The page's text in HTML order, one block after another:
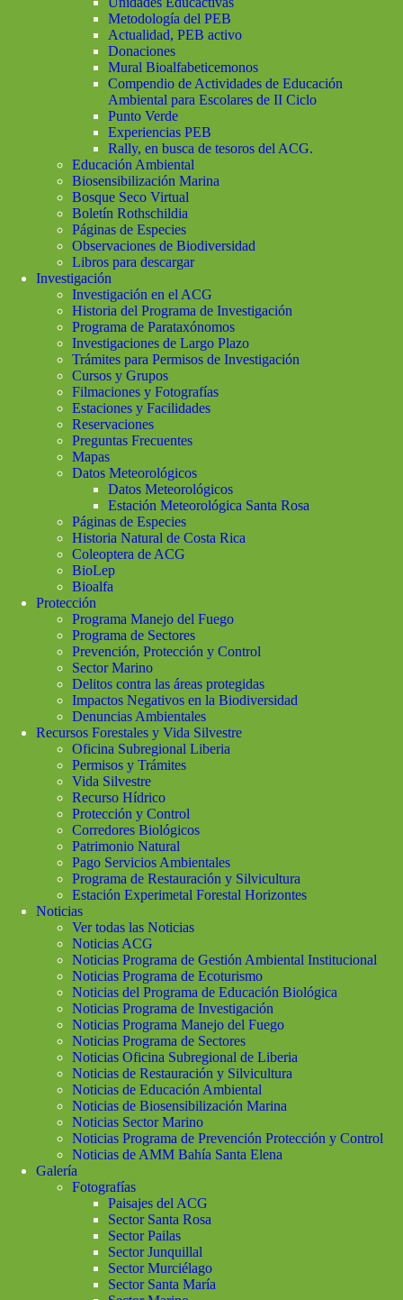
Metodología del PEB
Actualidad, PEB activo
Donaciones
Mural Bioalfabeticemonos
Compendio de Actividades de Educación
Ambiental para Escolares de II Ciclo
Punto Verde
Experiencias PEB
Rally, en busca de tesoros del ACG.
Educación Ambiental
Biosensibilización Marina
Bosque Seco Virtual
Boletín Rothschildia
Páginas de Especies
Observaciones de Biodiversidad
Libros para descargar
Investigación
Investigación en el ACG
Historia del Programa de Investigación
Programa de Parataxónomos
Investigaciones de Largo Plazo
Trámites para Permisos de Investigación
Cursos y Grupos
Filmaciones y Fotografías
Estaciones y Facilidades
Reservaciones
Preguntas Frecuentes
Mapas
Datos Meteorológicos
Datos Meteorológicos
Estación Meteorológica Santa Rosa
Páginas de Especies
Historia Natural de Costa Rica
Coleoptera de ACG
BioLep
Bioalfa
Protección
Programa Manejo del Fuego
Programa de Sectores
Prevención, Protección y Control
Sector Marino
Delitos contra las áreas protegidas
Impactos Negativos en la Biodiversidad
Denuncias Ambientales
Recursos Forestales y Vida Silvestre
Oficina Subregional Liberia
Permisos y Trámites
Vida Silvestre
Recurso Hídrico
Protección y Control
Corredores Biológicos
Patrimonio Natural
Pago Servicios Ambientales
Programa de Restauración y Silvicultura
Estación Experimetal Forestal Horizontes
Noticias
Ver todas las Noticias
Noticias ACG
Noticias Programa de Gestión Ambiental Institucional
Noticias Programa de Ecoturismo
Noticias del Programa de Educación Biológica
Noticias Programa de Investigación
Noticias Programa Manejo del Fuego
Noticias Programa de Sectores
Noticias Oficina Subregional de Liberia
Noticias de Restauración y Silvicultura
Noticias de Educación Ambiental
Noticias de Biosensibilización Marina
Noticias Sector Marino
Noticias Programa de Prevención Protección y Control
Noticias de AMM Bahía Santa Elena
Galería
Fotografías
Paisajes del ACG
Sector Santa Rosa
Sector Pailas
Sector Junquillal
Sector Murciélago
Sector Santa María